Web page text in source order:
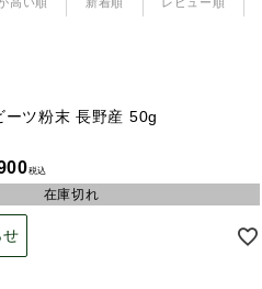
ーツ粉末 長野産 50g
税込
在庫切れ
せ